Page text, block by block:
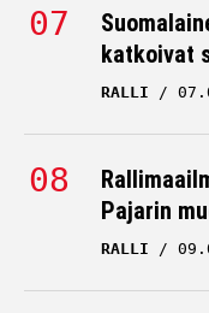
katkoivat
RALLI
Pajarin
RALLI
Suomen